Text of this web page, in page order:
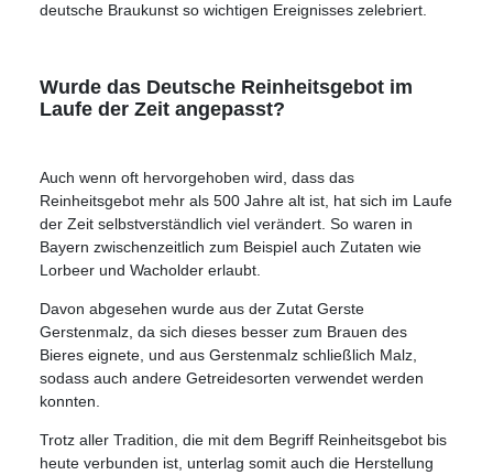
deutsche Braukunst so wichtigen Ereignisses zelebriert.
Wurde das Deutsche Reinheitsgebot im
Laufe der Zeit angepasst?
Auch wenn oft hervorgehoben wird, dass das
Reinheitsgebot mehr als 500 Jahre alt ist, hat sich im Laufe
der Zeit selbstverständlich viel verändert. So waren in
Bayern zwischenzeitlich zum Beispiel auch Zutaten wie
Lorbeer und Wacholder erlaubt.
Davon abgesehen wurde aus der Zutat Gerste
Gerstenmalz, da sich dieses besser zum Brauen des
Bieres eignete, und aus Gerstenmalz schließlich Malz,
sodass auch andere Getreidesorten verwendet werden
konnten.
Trotz aller Tradition, die mit dem Begriff Reinheitsgebot bis
heute verbunden ist, unterlag somit auch die Herstellung